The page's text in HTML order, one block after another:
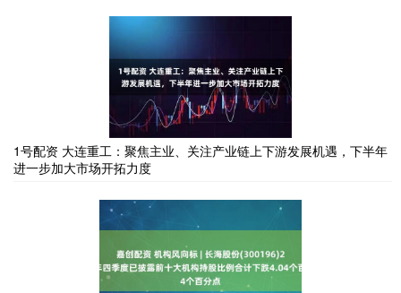
1号配资 大连重工：聚焦主业、关注产业链上下游发展机遇，下半年
进一步加大市场开拓力度